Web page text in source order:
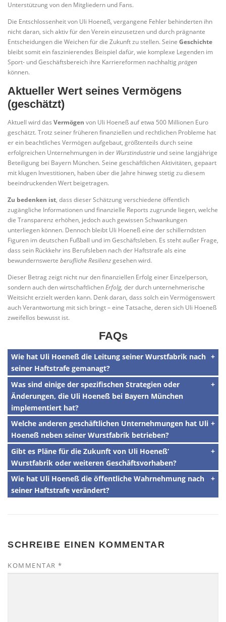
Unterstützung von den Mitgliedern und Fans.
Die Entschlossenheit von Uli Hoeneß, vergangene Fehler behinderten ihn
nicht daran, sich aktiv für den Verein einzusetzen und durch prägnante
Entscheidungen die Weichen für die Zukunft zu stellen. Seine Geschichte
bleibt somit ein faszinierendes Beispiel dafür, wie komplexe Legenden im
Sport- und Geschäftsbereich ihre Karriereformen nachhaltigprägen
können.
Aktueller Wert seines Vermögens
(geschätzt)
Aktuell wird das Vermögen von Uli Hoeneß auf etwa 500 Millionen Euro
geschätzt. Trotz seiner früheren finanziellen und rechtlichen Probleme hat
er ein beachtliches Vermögen aufgebaut, größtenteils durch seine
erfolgreichen Unternehmungen in der Wurstindustrie und seine langjährige
Beteiligung bei Bayern München. Seine geschäftlichen Aktivitäten, gepaart
mit klugen Investitionen, haben über die Jahre hinweg stetig zu diesem
beeindruckenden Wert beigetragen.
Zu bedenken ist, dass dieser Schätzung verschiedene öffentlich
zugängliche Informationen und finanzielle Reports zugrunde liegen, welche
die Transparenz erhöhen, jedoch auch gewissen Schwankungen
unterliegen können. Dennoch bleibt Uli Hoeneß eine der schillerndsten
Figuren im deutschen Fußball und im Geschäftsleben. Es steht außer Frage,
dass sein Rückkehr ins Berufsleben nach der Haftstrafe als eine
bewundernswerte berufliche Resilienzgesehen wird.
Dieser Betrag zeigt nicht nur den finanziellen Erfolg einer Einzelperson,
sondern auch den wirtschaftlichenErfolg, der durch unternehmerische
Weitsicht erzielt werden kann. Denk daran, dass solch ein Vermögenswert
auch Verantwortung mit sich bringt – eine Tatsache, deren sich Uli Hoeneß
zweifellos bewusst ist.
FAQs
Wie hat Uli Hoeneß die Leitung seiner Wurstfabrik nach
seiner Haftstrafe gemanagt?
Was sind einige der spezifischen Strategien oder
Änderungen, die Uli Hoeneß bei Bayern München
implementiert hat?
Welche anderen geschäftlichen Unternehmungen hat Uli
Hoeneß neben seiner Wurstfabrik betrieben?
Gibt es Pläne für die Zukunft von Uli Hoeneß‘
Wurstfabrik oder weiteren Geschäftsvorhaben?
Wie hat Uli Hoeneß die öffentliche Wahrnehmung nach
seiner Haftstrafe verändert?
SCHREIBE EINEN KOMMENTAR
KOMMENTAR *